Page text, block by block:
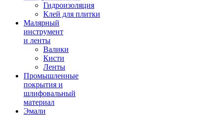
Гидроизоляция
Клей для плитки
Малярный
инструмент
и ленты
Валики
Кисти
Ленты
Промышленные
покрытия и
шлифовальный
материал
Эмали